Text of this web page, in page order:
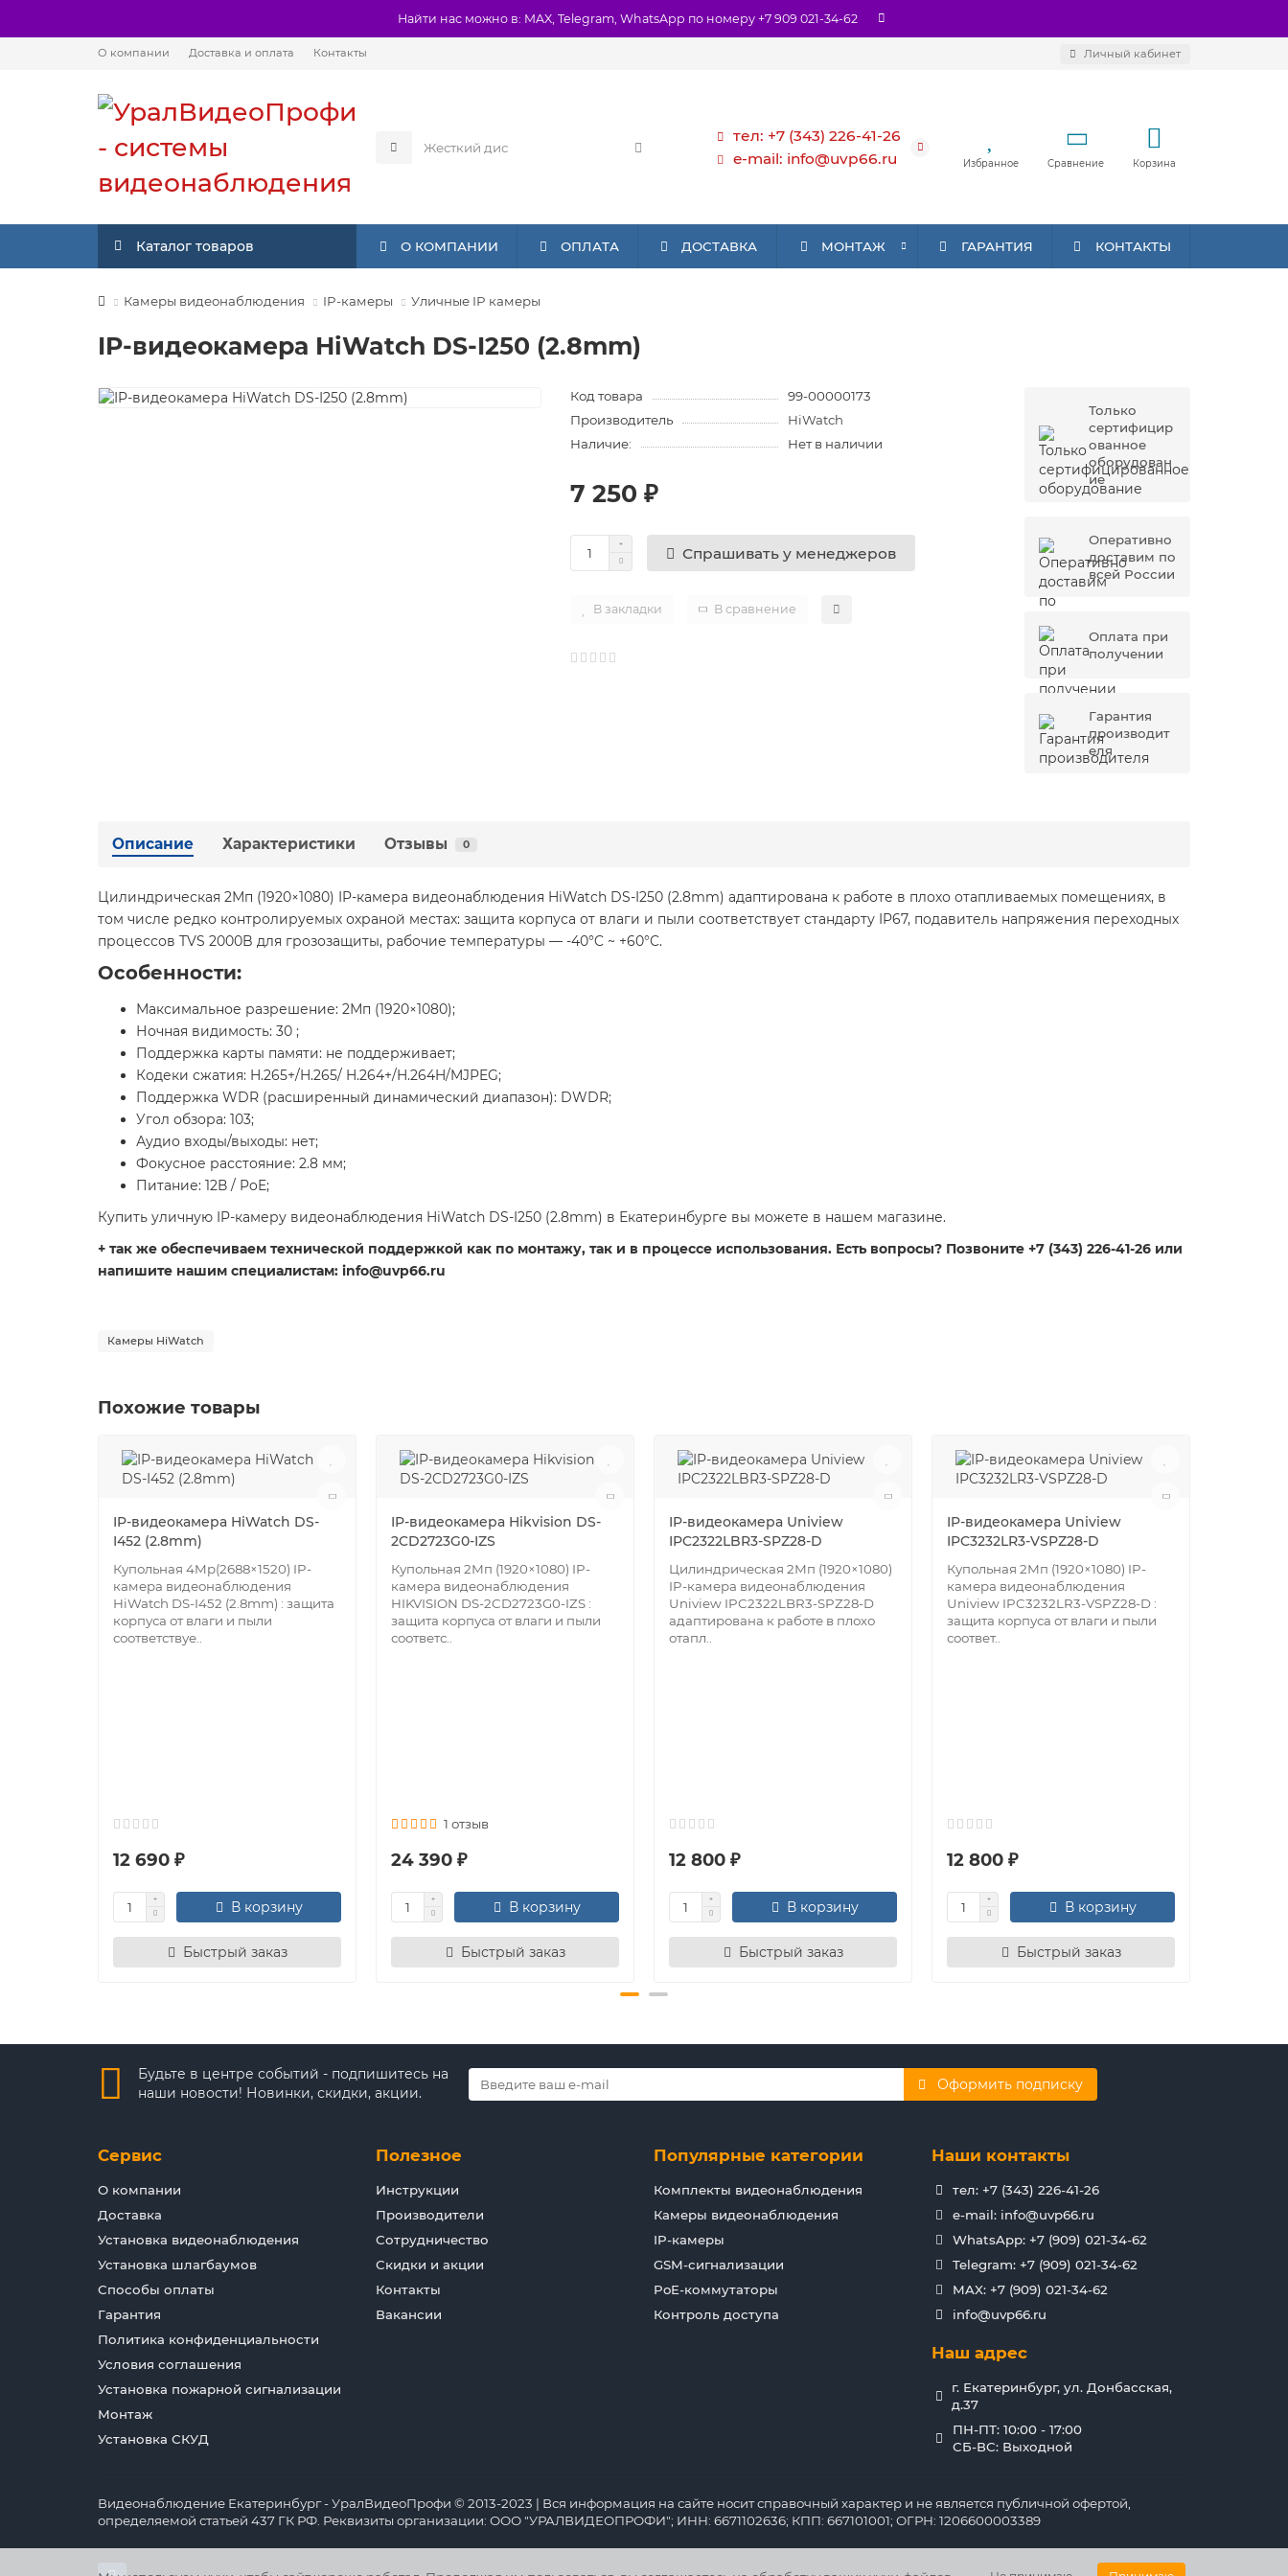
Найти нас можно в: MAX, Telegram, WhatsApp по номеру +7 909 021-34-62
О компании Доставка и оплата Контакты Личный кабинет
тел: +7 (343) 226-41-26
e-mail: info@uvp66.ru
Избранное Сравнение Корзина
Каталог товаров О КОМПАНИИ ОПЛАТА ДОСТАВКА МОНТАЖ ГАРАНТИЯ КОНТАКТЫ
Камеры видеонаблюдения IP-камеры Уличные IP камеры
IP-видеокамера HiWatch DS-I250 (2.8mm)
Код товара
99-00000173
Производитель
HiWatch
Наличие:
Нет в наличии
7 250 ₽
Спрашивать у менеджеров
В закладки В сравнение
Только
сертифицир
ованное
оборудован
ие
Оперативно
доставим по
всей России
Оплата при
получении
Гарантия
производит
еля
Описание Характеристики Отзывы 0
Цилиндрическая 2Мп (1920×1080) IP-камера видеонаблюдения HiWatch DS-I250 (2.8mm) адаптирована к работе в плохо отапливаемых помещениях, в
том числе редко контролируемых охраной местах: защита корпуса от влаги и пыли соответствует стандарту IP67, подавитель напряжения переходных
процессов TVS 2000B для грозозащиты, рабочие температуры — -40°C ~ +60°C.
Особенности:
Максимальное разрешение: 2Мп (1920×1080);
Ночная видимость: 30 ;
Поддержка карты памяти: не поддерживает;
Кодеки сжатия: H.265+/H.265/ H.264+/H.264H/MJPEG;
Поддержка WDR (расширенный динамический диапазон): DWDR;
Угол обзора: 103;
Аудио входы/выходы: нет;
Фокусное расстояние: 2.8 мм;
Питание: 12В / PoE;
Купить уличную IP-камеру видеонаблюдения HiWatch DS-I250 (2.8mm) в Екатеринбурге вы можете в нашем магазине.
+ так же обеспечиваем технической поддержкой как по монтажу, так и в процессе использования. Есть вопросы? Позвоните +7 (343) 226-41-26 или
напишите нашим специалистам: info@uvp66.ru
Камеры HiWatch
Похожие товары
IP-видеокамера HiWatch DS-
I452 (2.8mm)
Купольная 4Mр(2688×1520) IP-
камера видеонаблюдения
HiWatch DS-I452 (2.8mm) : защита
корпуса от влаги и пыли
соответствуе..
12 690 ₽
В корзину
Быстрый заказ
IP-видеокамера Hikvision DS-
2CD2723G0-IZS
Купольная 2Мп (1920×1080) IP-
камера видеонаблюдения
HIKVISION DS-2CD2723G0-IZS :
защита корпуса от влаги и пыли
соответс..
1 отзыв
24 390 ₽
В корзину
Быстрый заказ
IP-видеокамера Uniview
IPC2322LBR3-SPZ28-D
Цилиндрическая 2Мп (1920×1080)
IP-камера видеонаблюдения
Uniview IPC2322LBR3-SPZ28-D
адаптирована к работе в плохо
отапл..
12 800 ₽
В корзину
Быстрый заказ
IP-видеокамера Uniview
IPC3232LR3-VSPZ28-D
Купольная 2Мп (1920×1080) IP-
камера видеонаблюдения
Uniview IPC3232LR3-VSPZ28-D :
защита корпуса от влаги и пыли
соответ..
12 800 ₽
В корзину
Быстрый заказ
Будьте в центре событий - подпишитесь на
наши новости! Новинки, скидки, акции.
Оформить подписку
Сервис
О компании
Доставка
Установка видеонаблюдения
Установка шлагбаумов
Способы оплаты
Гарантия
Политика конфиденциальности
Условия соглашения
Установка пожарной сигнализации
Монтаж
Установка СКУД
Полезное
Инструкции
Производители
Сотрудничество
Скидки и акции
Контакты
Вакансии
Популярные категории
Комплекты видеонаблюдения
Камеры видеонаблюдения
IP-камеры
GSM-сигнализации
PoE-коммутаторы
Контроль доступа
Наши контакты
тел: +7 (343) 226-41-26
e-mail: info@uvp66.ru
WhatsApp: +7 (909) 021-34-62
Telegram: +7 (909) 021-34-62
MAX: +7 (909) 021-34-62
info@uvp66.ru
Наш адрес
г. Екатеринбург, ул. Донбасская,
д.37
ПН-ПТ: 10:00 - 17:00
СБ-ВС: Выходной
Видеонаблюдение Екатеринбург - УралВидеоПрофи © 2013-2023 | Вся информация на сайте носит справочный характер и не является публичной офертой,
определяемой статьей 437 ГК РФ. Реквизиты организации: ООО "УРАЛВИДЕОПРОФИ"; ИНН: 6671102636; КПП: 667101001; ОГРН: 1206600003389